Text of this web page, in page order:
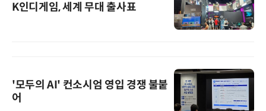
K인디게임, 세계 무대 출사표
'모두의 AI' 컨소시엄 영입 경쟁 불붙
어